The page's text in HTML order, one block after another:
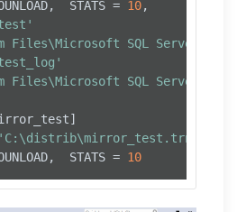
STATS = 10,
Files\Microsoft SQL
Files\Microsoft SQL
'C:\distrib\mirror_test.trn'
STATS = 10